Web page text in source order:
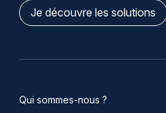
Je découvre les solutions
Qui sommes-nous ?